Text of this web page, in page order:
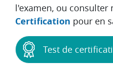
l'examen, ou consulter
Certification pour en
Test de